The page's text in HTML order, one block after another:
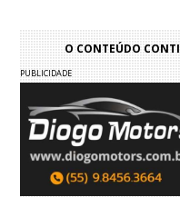
O CONTEÚDO
PUBLICIDADE